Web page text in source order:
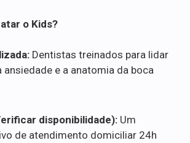
o Kids?
Dentistas treinados para lidar
ansiedade e a anatomia da boca
disponibilidade): Um
de atendimento domiciliar 24h